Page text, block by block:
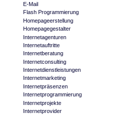
E-Mail
Flash Programmierung
Homepageerstellung
Homepagegestalter
Internetagenturen
Internetauftritte
Internetberatung
Internetconsulting
Internetdienstleistungen
Internetmarketing
Internetpräsenzen
Internetprogrammierung
Internetprojekte
Internetprovider